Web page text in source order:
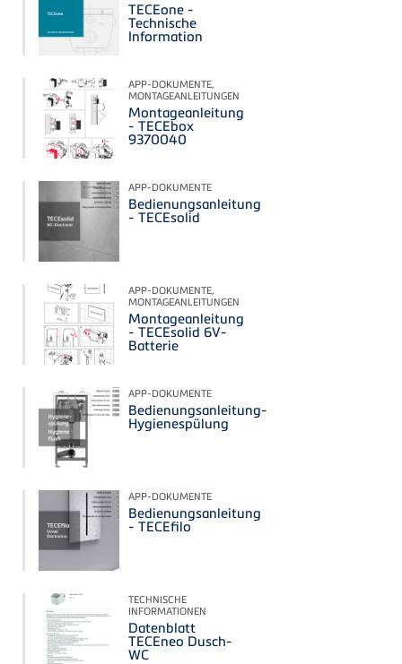
TECEone -
Technische
Information
APP-DOKUMENTE,
MONTAGEANLEITUNGEN
Montageanleitung
- TECEbox
9370040
APP-DOKUMENTE
Bedienungsanleitung
- TECEsolid
APP-DOKUMENTE,
MONTAGEANLEITUNGEN
Montageanleitung
- TECEsolid 6V-
Batterie
APP-DOKUMENTE
Bedienungsanleitung-
Hygienespülung
APP-DOKUMENTE
Bedienungsanleitung
- TECEfilo
TECHNISCHE
INFORMATIONEN
Datenblatt
TECEneo Dusch-
WC